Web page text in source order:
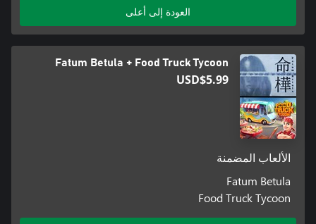
العودة إلى أعلى
Fatum Betula + Food Truck Tycoon
USD$5.99
الألعاب المضمنة
Fatum Betula
Food Truck Tycoon